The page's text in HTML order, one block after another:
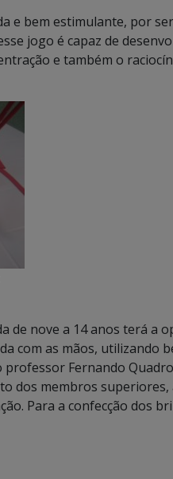
e bem estimulante, por
jogo é capaz de
e também o
de nove a 14 anos terá a
com as mãos, utilizando
Fernando
dos membros
Para a confecção dos